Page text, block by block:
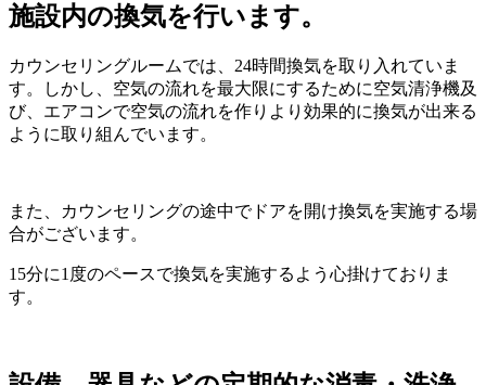
施設内の換気を行います。
カウンセリングルームでは、24時間換気を取り入れていま
す。しかし、空気の流れを最大限にするために空気清浄機及
び、エアコンで空気の流れを作りより効果的に換気が出来る
ように取り組んでいます。
また、カウンセリングの途中でドアを開け換気を実施する場
合がございます。
15分に1度のペースで換気を実施するよう心掛けておりま
す。